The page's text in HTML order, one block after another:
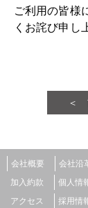
ご利用の皆様
くお詫び申し
＜
会社概要 会社沿
加入約款
個人情
アクセス
採用情